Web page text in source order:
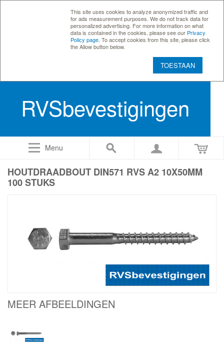
This site uses cookies to analyze anonymized traffic and
for ads measurement purposes. We do not track data for
personalized advertising. For more information on what
data is contained in the cookies, please see our Privacy
Policy page . To accept cookies from this site, please click
the Allow button below.
TOESTAAN
RVSbevestigingen
Menu
HOUTDRAADBOUT DIN571 RVS A2 10X50MM
100 STUKS
MEER AFBEELDINGEN